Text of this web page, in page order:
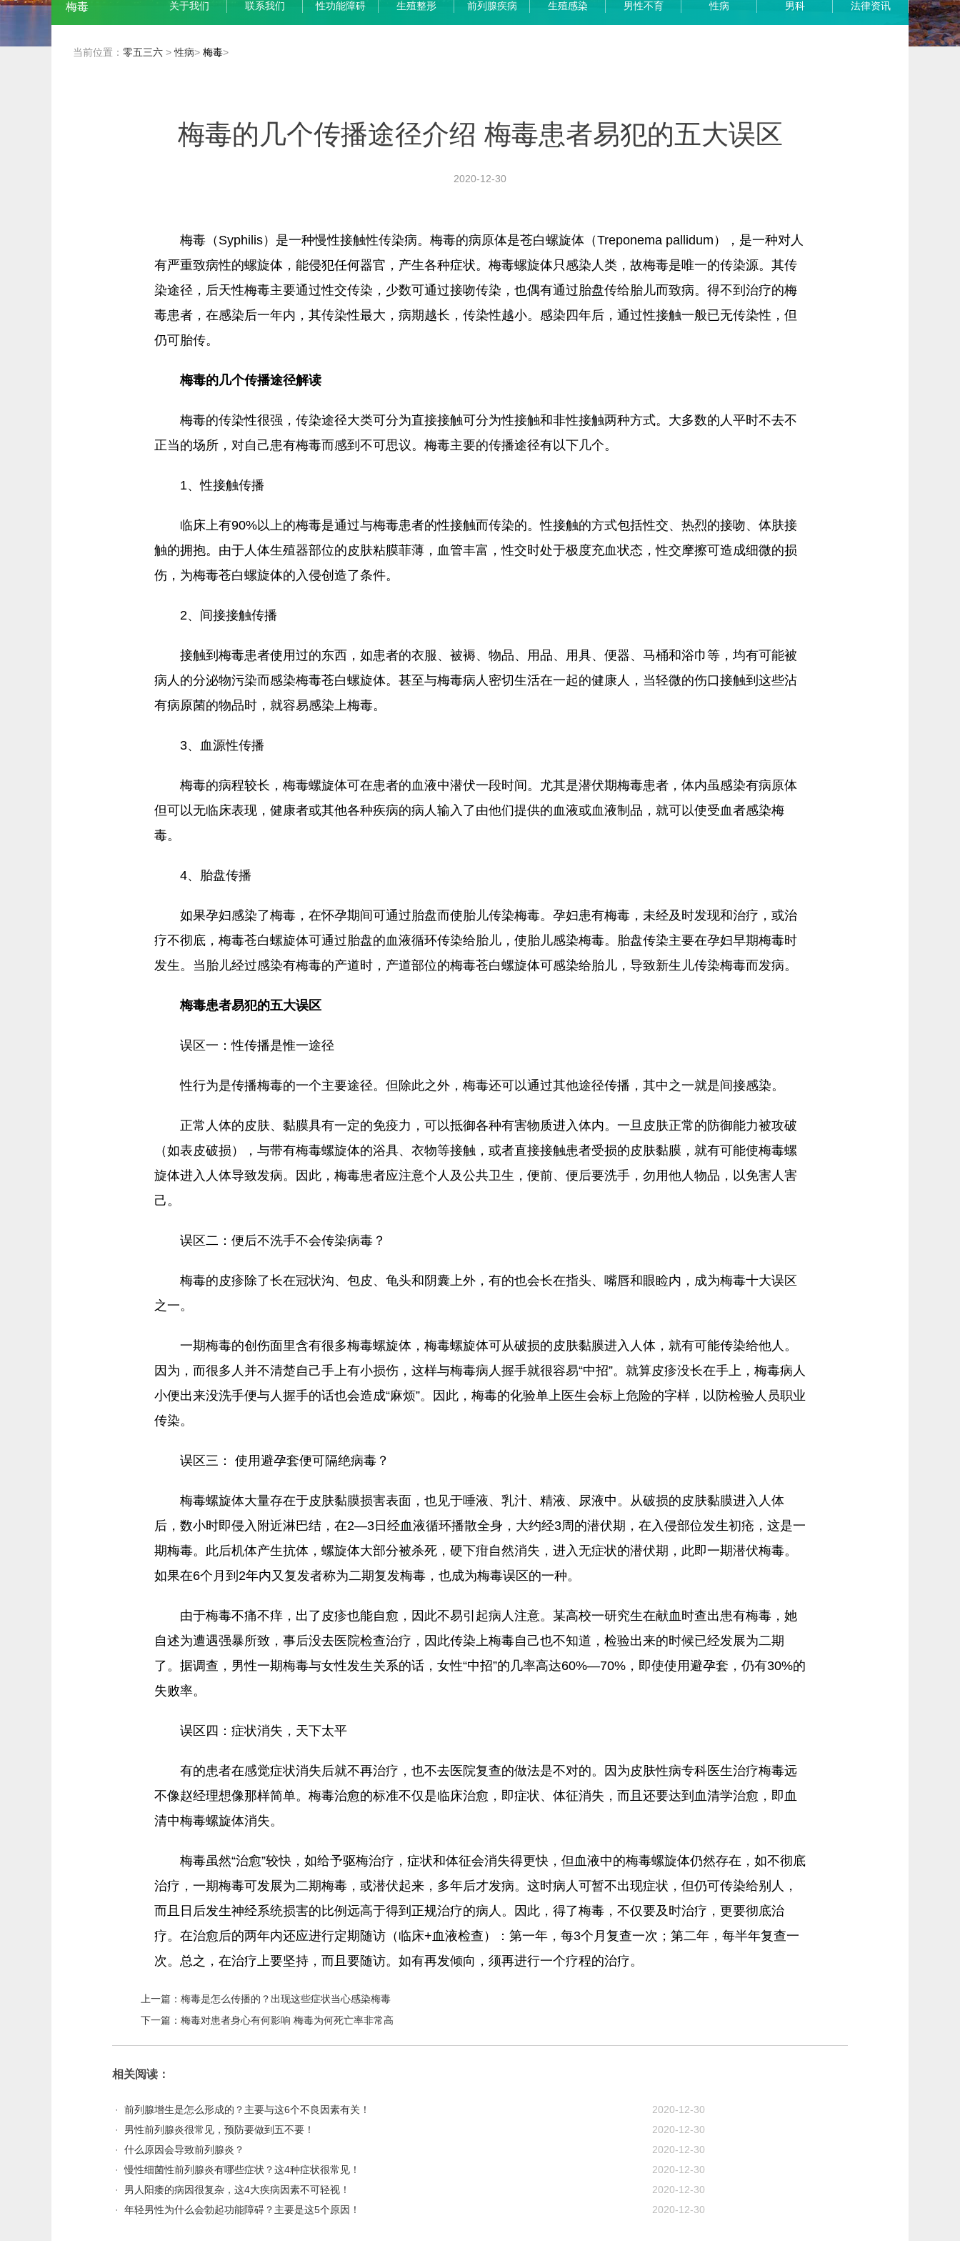
梅毒 关于我们 联系我们 性功能障碍 生殖整形 前列腺疾病 生殖感染 男性不育 性病 男科 法律资讯
当前位置： 零五三六 >性病> 梅毒>
梅毒的几个传播途径介绍 梅毒患者易犯的五大误区
2020-12-30
梅毒（Syphilis）是一种慢性接触性传染病。梅毒的病原体是苍白螺旋体（Treponema pallidum），是一种对人
有严重致病性的螺旋体，能侵犯任何器官，产生各种症状。梅毒螺旋体只感染人类，故梅毒是唯一的传染源。其传
染途径，后天性梅毒主要通过性交传染，少数可通过接吻传染，也偶有通过胎盘传给胎儿而致病。得不到治疗的梅
毒患者，在感染后一年内，其传染性最大，病期越长，传染性越小。感染四年后，通过性接触一般已无传染性，但
仍可胎传。
梅毒的几个传播途径解读
梅毒的传染性很强，传染途径大类可分为直接接触可分为性接触和非性接触两种方式。大多数的人平时不去不
正当的场所，对自己患有梅毒而感到不可思议。梅毒主要的传播途径有以下几个。
1、性接触传播
临床上有90%以上的梅毒是通过与梅毒患者的性接触而传染的。性接触的方式包括性交、热烈的接吻、体肤接
触的拥抱。由于人体生殖器部位的皮肤粘膜菲薄，血管丰富，性交时处于极度充血状态，性交摩擦可造成细微的损
伤，为梅毒苍白螺旋体的入侵创造了条件。
2、间接接触传播
接触到梅毒患者使用过的东西，如患者的衣服、被褥、物品、用品、用具、便器、马桶和浴巾等，均有可能被
病人的分泌物污染而感染梅毒苍白螺旋体。甚至与梅毒病人密切生活在一起的健康人，当轻微的伤口接触到这些沾
有病原菌的物品时，就容易感染上梅毒。
3、血源性传播
梅毒的病程较长，梅毒螺旋体可在患者的血液中潜伏一段时间。尤其是潜伏期梅毒患者，体内虽感染有病原体
但可以无临床表现，健康者或其他各种疾病的病人输入了由他们提供的血液或血液制品，就可以使受血者感染梅
毒。
4、胎盘传播
如果孕妇感染了梅毒，在怀孕期间可通过胎盘而使胎儿传染梅毒。孕妇患有梅毒，未经及时发现和治疗，或治
疗不彻底，梅毒苍白螺旋体可通过胎盘的血液循环传染给胎儿，使胎儿感染梅毒。胎盘传染主要在孕妇早期梅毒时
发生。当胎儿经过感染有梅毒的产道时，产道部位的梅毒苍白螺旋体可感染给胎儿，导致新生儿传染梅毒而发病。
梅毒患者易犯的五大误区
误区一：性传播是惟一途径
性行为是传播梅毒的一个主要途径。但除此之外，梅毒还可以通过其他途径传播，其中之一就是间接感染。
正常人体的皮肤、黏膜具有一定的免疫力，可以抵御各种有害物质进入体内。一旦皮肤正常的防御能力被攻破
（如表皮破损），与带有梅毒螺旋体的浴具、衣物等接触，或者直接接触患者受损的皮肤黏膜，就有可能使梅毒螺
旋体进入人体导致发病。因此，梅毒患者应注意个人及公共卫生，便前、便后要洗手，勿用他人物品，以免害人害
己。
误区二：便后不洗手不会传染病毒？
梅毒的皮疹除了长在冠状沟、包皮、龟头和阴囊上外，有的也会长在指头、嘴唇和眼睑内，成为梅毒十大误区
之一。
一期梅毒的创伤面里含有很多梅毒螺旋体，梅毒螺旋体可从破损的皮肤黏膜进入人体，就有可能传染给他人。
因为，而很多人并不清楚自己手上有小损伤，这样与梅毒病人握手就很容易“中招”。就算皮疹没长在手上，梅毒病人
小便出来没洗手便与人握手的话也会造成“麻烦”。因此，梅毒的化验单上医生会标上危险的字样，以防检验人员职业
传染。
误区三： 使用避孕套便可隔绝病毒？
梅毒螺旋体大量存在于皮肤黏膜损害表面，也见于唾液、乳汁、精液、尿液中。从破损的皮肤黏膜进入人体
后，数小时即侵入附近淋巴结，在2—3日经血液循环播散全身，大约经3周的潜伏期，在入侵部位发生初疮，这是一
期梅毒。此后机体产生抗体，螺旋体大部分被杀死，硬下疳自然消失，进入无症状的潜伏期，此即一期潜伏梅毒。
如果在6个月到2年内又复发者称为二期复发梅毒，也成为梅毒误区的一种。
由于梅毒不痛不痒，出了皮疹也能自愈，因此不易引起病人注意。某高校一研究生在献血时查出患有梅毒，她
自述为遭遇强暴所致，事后没去医院检查治疗，因此传染上梅毒自己也不知道，检验出来的时候已经发展为二期
了。据调查，男性一期梅毒与女性发生关系的话，女性“中招”的几率高达60%—70%，即使使用避孕套，仍有30%的
失败率。
误区四：症状消失，天下太平
有的患者在感觉症状消失后就不再治疗，也不去医院复查的做法是不对的。因为皮肤性病专科医生治疗梅毒远
不像赵经理想像那样简单。梅毒治愈的标准不仅是临床治愈，即症状、体征消失，而且还要达到血清学治愈，即血
清中梅毒螺旋体消失。
梅毒虽然“治愈”较快，如给予驱梅治疗，症状和体征会消失得更快，但血液中的梅毒螺旋体仍然存在，如不彻底
治疗，一期梅毒可发展为二期梅毒，或潜伏起来，多年后才发病。这时病人可暂不出现症状，但仍可传染给别人，
而且日后发生神经系统损害的比例远高于得到正规治疗的病人。因此，得了梅毒，不仅要及时治疗，更要彻底治
疗。在治愈后的两年内还应进行定期随访（临床+血液检查）：第一年，每3个月复查一次；第二年，每半年复查一
次。总之，在治疗上要坚持，而且要随访。如有再发倾向，须再进行一个疗程的治疗。
上一篇： 梅毒是怎么传播的？出现这些症状当心感染梅毒
下一篇： 梅毒对患者身心有何影响 梅毒为何死亡率非常高
相关阅读：
· 前列腺增生是怎么形成的？主要与这6个不良因素有关！
2020-12-30
·
男性前列腺炎很常见，预防要做到五不要！
2020-12-30
·
什么原因会导致前列腺炎？
2020-12-30
·
慢性细菌性前列腺炎有哪些症状？这4种症状很常见！
2020-12-30
·
男人阳痿的病因很复杂，这4大疾病因素不可轻视！
2020-12-30
·
年轻男性为什么会勃起功能障碍？主要是这5个原因！ 2020-12-30